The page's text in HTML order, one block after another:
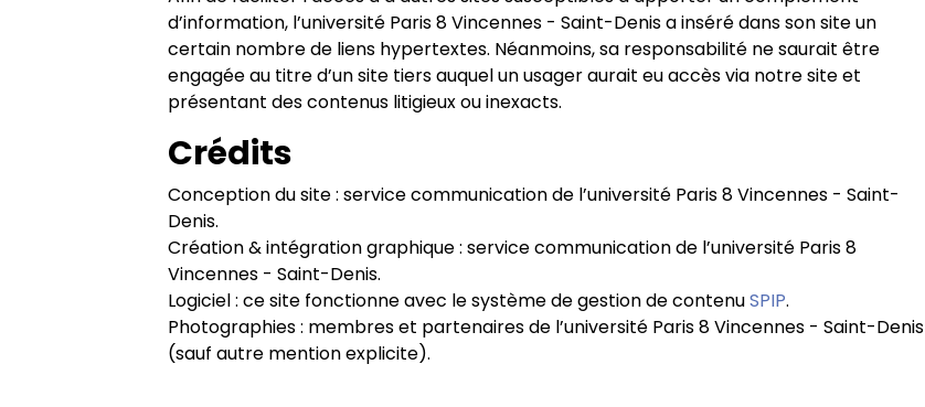
d’information, l’université Paris 8 Vincennes - Saint-Denis a inséré dans son site un
certain nombre de liens hypertextes. Néanmoins, sa responsabilité ne saurait être
engagée au titre d’un site tiers auquel un usager aurait eu accès via notre site et
présentant des contenus litigieux ou inexacts.
Crédits
Conception du site : service communication de l’université Paris 8 Vincennes - Saint-
Denis.
Création & intégration graphique : service communication de l’université Paris 8
Vincennes - Saint-Denis.
Logiciel : ce site fonctionne avec le système de gestion de contenuSPIP.
Photographies : membres et partenaires de l’université Paris 8 Vincennes - Saint-Denis
(sauf autre mention explicite).